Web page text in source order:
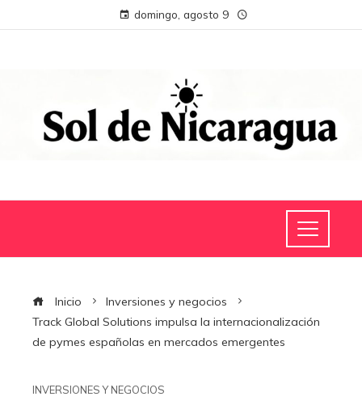
domingo, agosto 9
Inicio
Inversiones y negocios
Track Global Solutions impulsa la internacionalización
de pymes españolas en mercados emergentes
INVERSIONES Y NEGOCIOS